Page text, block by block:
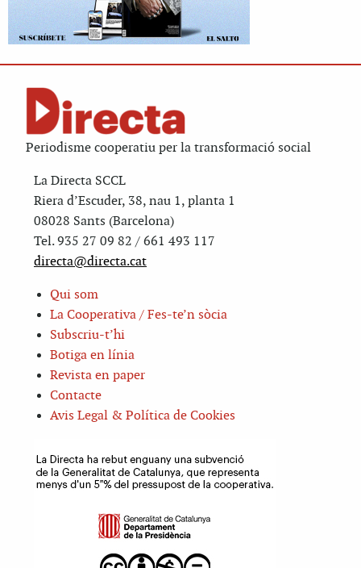
Periodisme cooperatiu per la transformació social
La Directa SCCL
Riera d’Escuder, 38, nau 1, planta 1
08028 Sants (Barcelona)
Tel. 935 27 09 82 / 661 493 117
directa@directa.cat
Qui som
La Cooperativa / Fes-te’n sòcia
Subscriu-t’hi
Botiga en línia
Revista en paper
Contacte
Avis Legal & Política de Cookies